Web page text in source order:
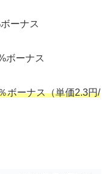
ーナス
ボーナス
ボーナス（単価2.3円/